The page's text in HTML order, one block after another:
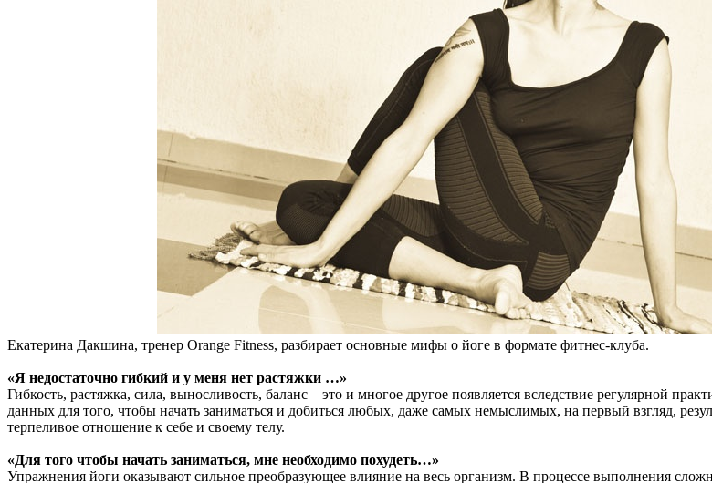
Екатерина Дакшина, тренер Orange Fitness, разбирает основные мифы о йоге в формате фитнес-клуба.
«Я недостаточно гибкий и у меня нет растяжки …»
Гибкость, растяжка, сила, выносливость, баланс – это и многое другое появляется вследствие регулярной
данных для того, чтобы начать заниматься и добиться любых, даже самых немыслимых, на первый взгляд,
терпеливое отношение к себе и своему телу.
«Для того чтобы начать заниматься, мне необходимо похудеть…»
Упражнения йоги оказывают сильное преобразующее влияние на весь организм. В процессе выполнения